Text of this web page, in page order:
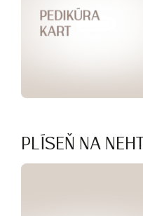
PLÍSEŇ NA